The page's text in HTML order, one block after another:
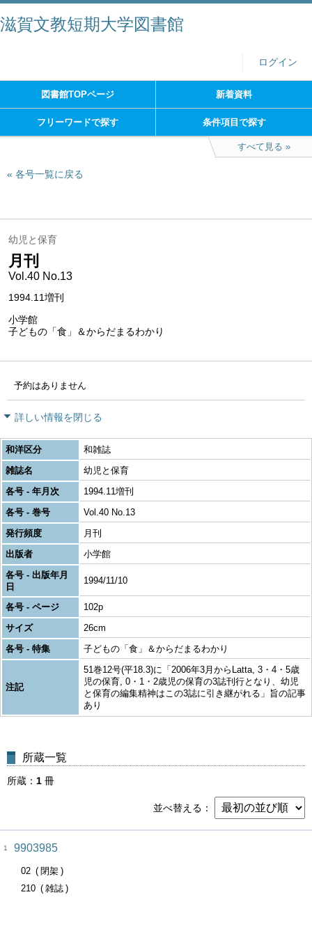
滋賀文教短期大学図書館
ログイン
図書館TOPページ 新着資料
フリーワードで探す 条件項目で探す
すべて見る
各号一覧に戻る
幼児と保育
月刊
Vol.40 No.13
1994.11増刊
小学館
子どもの「食」＆からだまるわかり
予約はありません
詳しい情報を閉じる
和洋区分
和雑誌
雑誌名
幼児と保育
各号 - 年月次
1994.11増刊
各号 - 巻号
Vol.40 No.13
発行頻度
月刊
出版者
小学館
各号 - 出版年月
日
1994/11/10
各号 - ページ
102p
サイズ
26cm
各号 - 特集
子どもの「食」＆からだまるわかり
注記
51巻12号(平18.3)に「2006年3月からLatta, 3・4・5歳
児の保育, 0・1・2歳児の保育の3誌刊行となり、幼児
と保育の編集精神はこの3誌に引き継がれる」旨の記事
あり
所蔵一覧
所蔵 1 冊
並べ替える
1 9903985
02
閉架
210
雑誌